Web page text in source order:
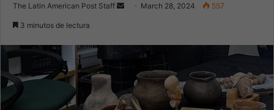
The Latin American Post Staff
Send March 28, 2024 557
3 minutos de lectura